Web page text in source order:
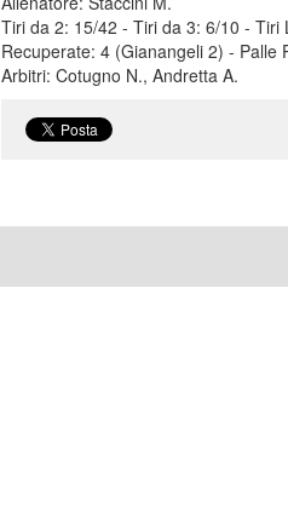
Tiri da 2: 15/42 - Tiri da 3: 6/10 - Tiri
Recuperate: 4 (Gianangeli 2) -
Arbitri: Cotugno N., Andretta A.